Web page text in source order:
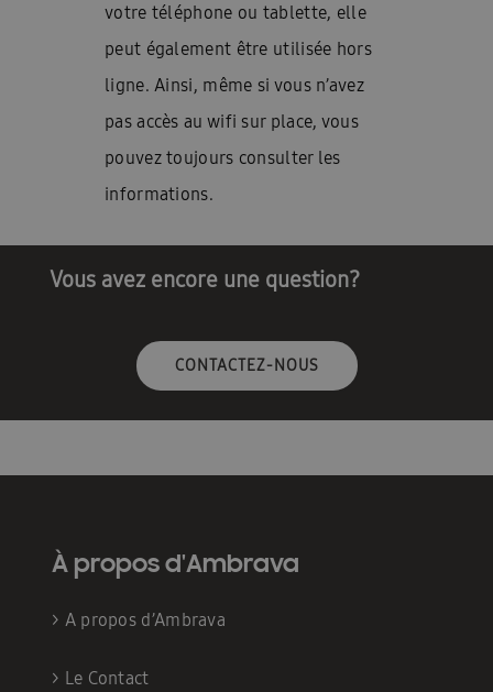
votre téléphone ou tablette, elle
peut également être utilisée hors
ligne. Ainsi, même si vous n’avez
pas accès au wifi sur place, vous
pouvez toujours consulter les
informations.
Vous avez encore une question?
CONTACTEZ-NOUS
À propos d'Ambrava
> A propos d’Ambrava
> Le Contact